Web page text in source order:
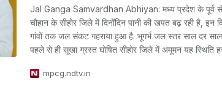
Jal Ganga Samvardhan Abhiyan: मध्य प्रदेश के पूर्व
चौहान के सीहोर जिले में दिनोंदिन पानी की खपत बढ़ रही है, इन
गांवों तक जल संकट गहराया हुआ है. भूगर्भ जल स्तर साल दर साल
पहले से ही सूखा ग्रस्त घोषित सीहोर जिले में अमूमन यह स्थिति
mpcg.ndtv.in